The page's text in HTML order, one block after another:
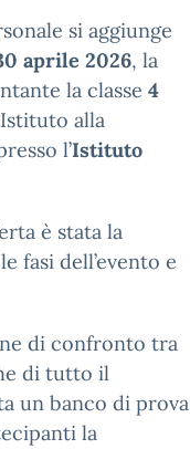
si aggiunge
aprile 2026, la
la classe 4
alla
l’Istituto
è stata la
fasi dell’evento e
di confronto tra
di tutto il
un banco di prova
la